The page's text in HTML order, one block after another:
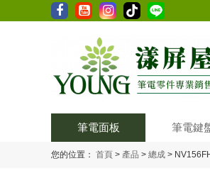
筆電面板 筆電鍵
您的位置： 首頁 > 產品 > 總成 >